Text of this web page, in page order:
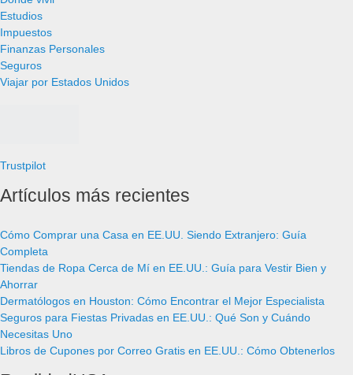
Estudios
Impuestos
Finanzas Personales
Seguros
Viajar por Estados Unidos
Trustpilot
Artículos más recientes
Cómo Comprar una Casa en EE.UU. Siendo Extranjero: Guía
Completa
Tiendas de Ropa Cerca de Mí en EE.UU.: Guía para Vestir Bien y
Ahorrar
Dermatólogos en Houston: Cómo Encontrar el Mejor Especialista
Seguros para Fiestas Privadas en EE.UU.: Qué Son y Cuándo
Necesitas Uno
Libros de Cupones por Correo Gratis en EE.UU.: Cómo Obtenerlos